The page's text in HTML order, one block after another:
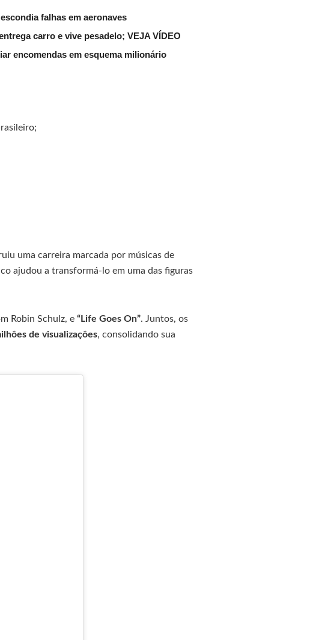
falhas em aeronaves
carro e vive pesadelo; VEJA VÍDEO
encomendas em esquema milionário
uma carreira marcada por músicas de
ajudou a transformá-lo em uma das figuras
Robin Schulz, e “Life Goes On”. Juntos, os
de visualizações, consolidando sua